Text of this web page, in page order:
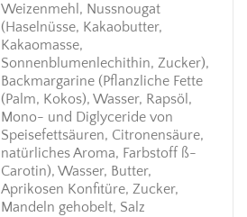
Weizenmehl, Nussnougat
(Haselnüsse, Kakaobutter,
Kakaomasse,
Sonnenblumenlechithin, Zucker),
Backmargarine (Pflanzliche Fette
(Palm, Kokos), Wasser, Rapsöl,
Mono- und Diglyceride von
Speisefettsäuren, Citronensäure,
natürliches Aroma, Farbstoff ß-
Carotin), Wasser, Butter,
Aprikosen Konfitüre, Zucker,
Mandeln gehobelt, Salz